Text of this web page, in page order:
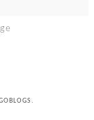
.